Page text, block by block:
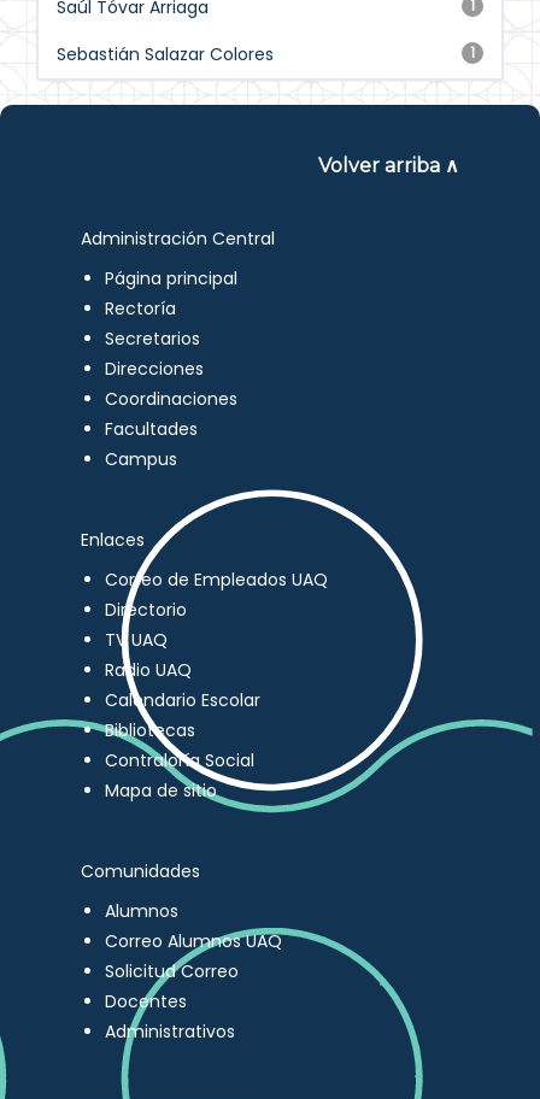
1
Saúl Tóvar Arriaga
1
Sebastián Salazar Colores
Volver arriba ∧
Administración Central
Página principal
Rectoría
Secretarios
Direcciones
Coordinaciones
Facultades
Campus
Enlaces
Correo de Empleados UAQ
Directorio
TV UAQ
Radio UAQ
Calendario Escolar
Bibliotecas
Contraloría Social
Mapa de sitio
Comunidades
Alumnos
Correo Alumnos UAQ
Solicitud Correo
Docentes
Administrativos